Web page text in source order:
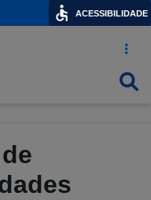
Acesso
ACESSIBILIDADE